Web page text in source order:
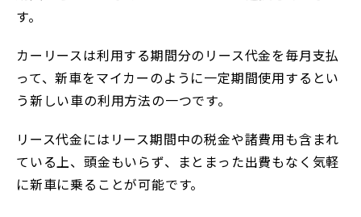
す。
カーリースは利用する期間分のリース代金を毎月支払
って、新車をマイカーのように一定期間使用するとい
う新しい車の利用方法の一つです。
リース代金にはリース期間中の税金や諸費用も含まれ
ている上、頭金もいらず、まとまった出費もなく気軽
に新車に乗ることが可能です。